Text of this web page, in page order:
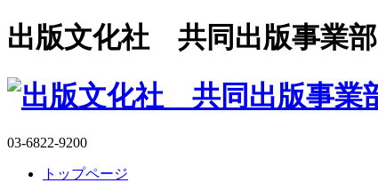
出版文化社 共同出版事業部
03-6822-9200
トップページ